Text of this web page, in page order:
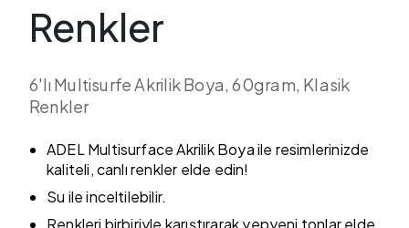
Renkler
6'lı Multisurfe Akrilik Boya, 60gram, Klasik
Renkler
ADEL Multisurface Akrilik Boya ile resimlerinizde
kaliteli, canlı renkler elde edin!
Su ile inceltilebilir.
Renkleri birbiriyle karıştırarak yepyeni tonlar elde